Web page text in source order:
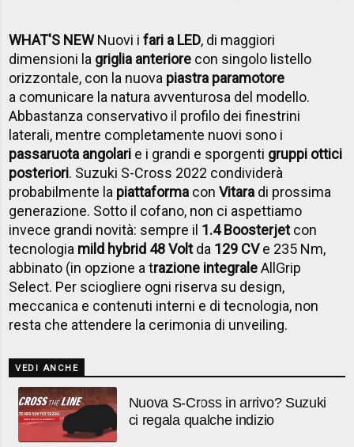
WHAT'S NEWNuovi ifari a LED, di maggiori
dimensioni la griglia anteriore con singolo listello
orizzontale, con la nuova piastra paramotore
a comunicare la natura avventurosa del modello.
Abbastanza conservativo il profilo dei finestrini
laterali, mentre completamente nuovi sono i
passaruota angolari e i grandi e sporgenti gruppi ottici
posteriori. Suzuki S-Cross 2022 condividerà
probabilmente la piattaforma conVitara di prossima
generazione. Sotto il cofano, non ci aspettiamo
invece grandi novità: sempre il 1.4 Boosterjetcon
tecnologia mild hybrid 48 Voltda 129 CVe 235 Nm,
abbinato (in opzione a trazione integraleAllGrip
Select. Per sciogliere ogni riserva su design,
meccanica e contenuti interni e di tecnologia, non
resta che attendere la cerimonia di unveiling.
VEDI ANCHE
Nuova S-Cross in arrivo? Suzuki
ci regala qualche indizio